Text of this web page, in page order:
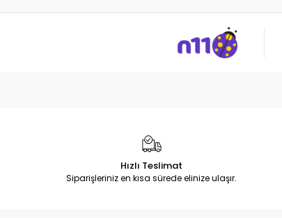
Hızlı Teslimat
Siparişleriniz en kısa sürede elinize ulaşır.